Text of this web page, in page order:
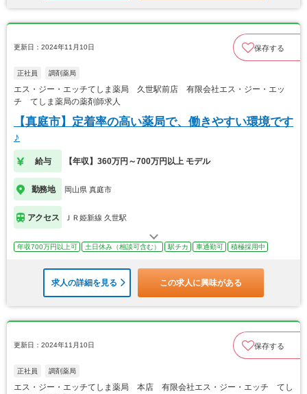
更新日：2024年11月10日 保存する
正社員 調剤薬局
エス・ジー・エッチてしま薬局 久世駅前店 有限会社エス・ジー・エッ
チ てしま薬局の薬剤師求人
【真庭市】定着率の高い薬局で、働きやすい環境です
♪
給与 【年収】360万円～700万円以上 モデル
勤務地 岡山県 真庭市
アクセス ＪＲ姫新線 久世駅
年収700万円以上可 土日休み（相談可含む） 駅チカ 車通勤可 積極採用中
求人の詳細を見る この求人に興味がある
更新日：2024年11月10日 保存する
正社員 調剤薬局
エス・ジー・エッチてしま薬局 本店 有限会社エス・ジー・エッチ てし